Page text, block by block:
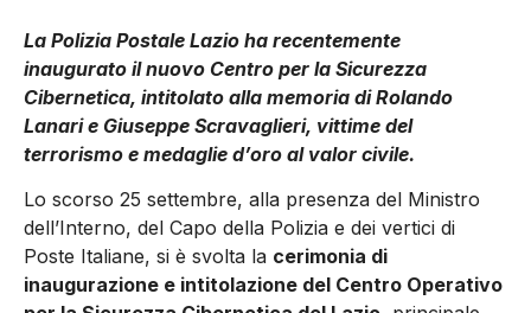
La Polizia Postale Lazio ha recentemente
inaugurato il nuovo Centro per la Sicurezza
Cibernetica, intitolato alla memoria di Rolando
Lanari e Giuseppe Scravaglieri, vittime del
terrorismo e medaglie d’oro al valor civile.
Lo scorso 25 settembre, alla presenza del Ministro
dell’Interno, del Capo della Polizia e dei vertici di
Poste Italiane, si è svolta la cerimonia di
inaugurazione e intitolazione del Centro Operativo